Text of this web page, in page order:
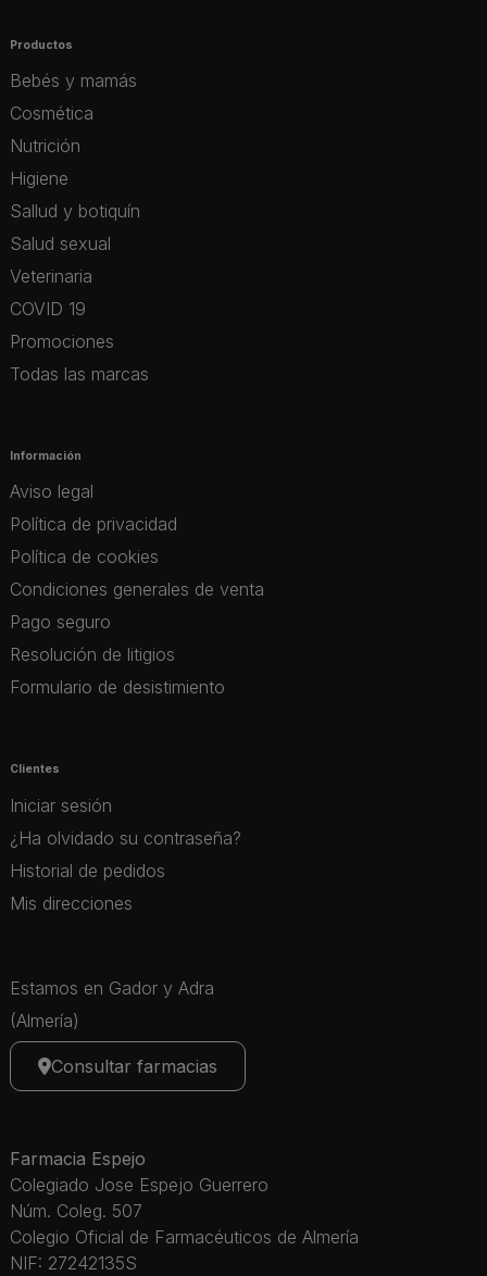
Productos
Bebés y mamás
Cosmética
Nutrición
Higiene
Sallud y botiquín
Salud sexual
Veterinaria
COVID 19
Promociones
Todas las marcas
Información
Aviso legal
Política de privacidad
Política de cookies
Condiciones generales de venta
Pago seguro
Resolución de litigios
Formulario de desistimiento
Clientes
Iniciar sesión
¿Ha olvidado su contraseña?
Historial de pedidos
Mis direcciones
Estamos en Gador y Adra
(Almería)
Consultar farmacias
Farmacia Espejo
Colegiado Jose Espejo Guerrero
Núm. Coleg. 507
Colegio Oficial de Farmacéuticos de Almería
NIF: 27242135S